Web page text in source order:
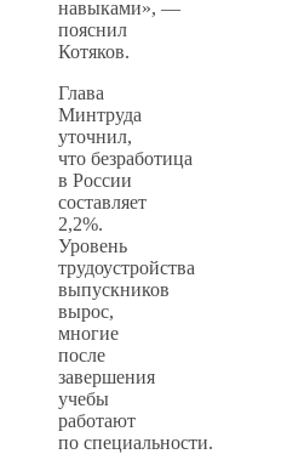
навыками», —
пояснил
Котяков.
Глава
Минтруда
уточнил,
что безработица
в России
составляет
2,2%.
Уровень
трудоустройства
выпускников
вырос,
многие
после
завершения
учебы
работают
по специальности.